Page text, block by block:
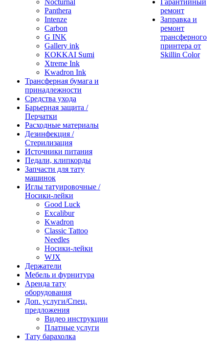
Nocturnal
Panthera
Intenze
Carbon
G INK
Gallery ink
KOKKAI Sumi
Xtreme Ink
Kwadron Ink
Трансферная бумага и
принадлежности
Средства ухода
Барьерная защита /
Перчатки
Расходные материалы
Дезинфекция /
Стерилизация
Источники питания
Педали, клипкорды
Запчасти для тату
машинок
Иглы татуировочные /
Носики-лейки
Good Luck
Excalibur
Kwadron
Classic Tattoo
Needles
Носики-лейки
WJX
Держатели
Мебель и фурнитура
Аренда тату
оборудования
Доп. услуги/Спец.
предложения
Видео инструкции
Платные услуги
Тату барахолка
Гарантийный
ремонт
Заправка и
ремонт
трансферного
принтера от
Skillin Color